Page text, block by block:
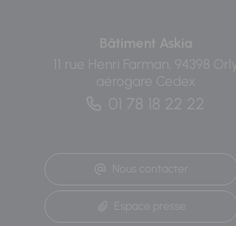
Bâtiment Askia
11 rue Henri Farman, 94398 Orly
aérogare Cedex
01 78 18 22 22
Nous contacter
Espace presse